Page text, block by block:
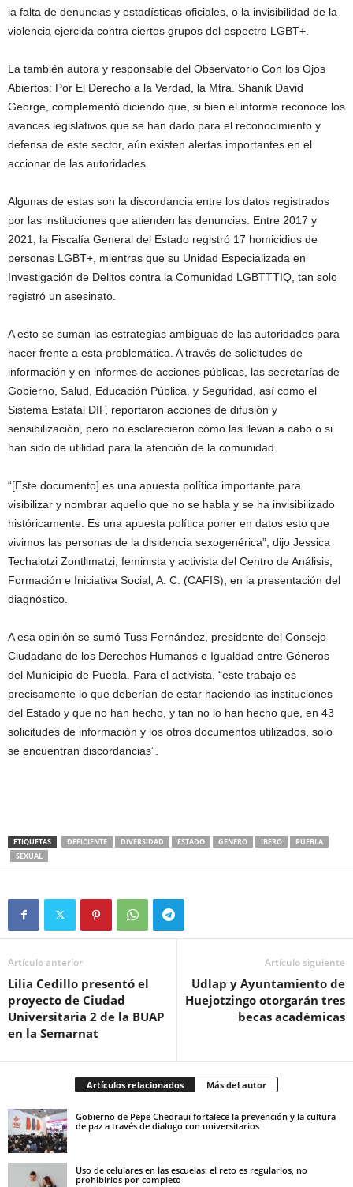
la falta de denuncias y estadísticas oficiales, o la invisibilidad de la
violencia ejercida contra ciertos grupos del espectro LGBT+.
La también autora y responsable del Observatorio Con los Ojos
Abiertos: Por El Derecho a la Verdad, la Mtra. Shanik David
George, complementó diciendo que, si bien el informe reconoce los
avances legislativos que se han dado para el reconocimiento y
defensa de este sector, aún existen alertas importantes en el
accionar de las autoridades.
Algunas de estas son la discordancia entre los datos registrados
por las instituciones que atienden las denuncias. Entre 2017 y
2021, la Fiscalía General del Estado registró 17 homicidios de
personas LGBT+, mientras que su Unidad Especializada en
Investigación de Delitos contra la Comunidad LGBTTTIQ, tan solo
registró un asesinato.
A esto se suman las estrategias ambiguas de las autoridades para
hacer frente a esta problemática. A través de solicitudes de
información y en informes de acciones públicas, las secretarías de
Gobierno, Salud, Educación Pública, y Seguridad, así como el
Sistema Estatal DIF, reportaron acciones de difusión y
sensibilización, pero no esclarecieron cómo las llevan a cabo o si
han sido de utilidad para la atención de la comunidad.
“[Este documento] es una apuesta política importante para
visibilizar y nombrar aquello que no se habla y se ha invisibilizado
históricamente. Es una apuesta política poner en datos esto que
vivimos las personas de la disidencia sexogenérica”, dijo Jessica
Techalotzi Zontlimatzi, feminista y activista del Centro de Análisis,
Formación e Iniciativa Social, A. C. (CAFIS), en la presentación del
diagnóstico.
A esa opinión se sumó Tuss Fernández, presidente del Consejo
Ciudadano de los Derechos Humanos e Igualdad entre Géneros
del Municipio de Puebla. Para el activista, “este trabajo es
precisamente lo que deberían de estar haciendo las instituciones
del Estado y que no han hecho, y tan no lo han hecho que, en 43
solicitudes de información y los otros documentos utilizados, solo
se encuentran discordancias”.
ETIQUETAS DEFICIENTE DIVERSIDAD ESTADO GENERO IBERO
PUEBLA
SEXUAL
Artículo anterior
Lilia Cedillo presentó el
proyecto de Ciudad
Universitaria 2 de la BUAP
en la Semarnat
Artículo siguiente
Udlap y Ayuntamiento de
Huejotzingo otorgarán tres
becas académicas
Artículos relacionados Más del autor
Gobierno de Pepe Chedraui fortalece la prevención y la cultura
de paz a través de dialogo con universitarios
Uso de celulares en las escuelas: el reto es regularlos, no
prohibirlos por completo